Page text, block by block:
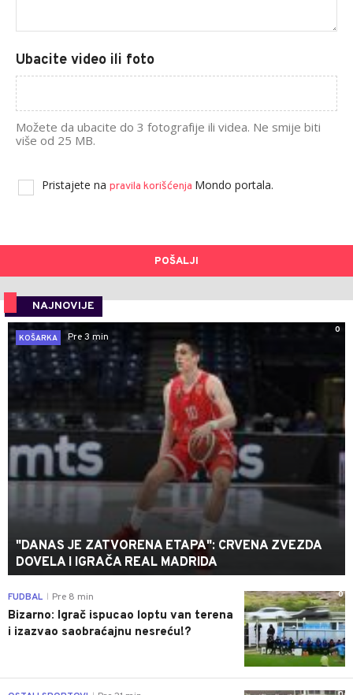
Ubacite video ili foto
Možete da ubacite do 3 fotografije ili videa. Ne smije biti
više od 25 MB.
Pristajete na pravila korišćenja Mondo portala.
POŠALJI
NAJNOVIJE
0
KOŠARKA
Pre 3 min
"DANAS JE ZATVORENA ETAPA": CRVENA ZVEZDA
DOVELA I IGRAČA REAL MADRIDA
0
FUDBAL Pre 8 min
Bizarno: Igrač ispucao loptu van terena
i izazvao saobraćajnu nesreću!?